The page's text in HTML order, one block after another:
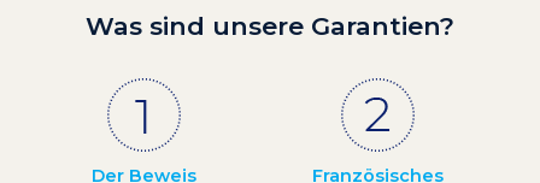
Was sind unsere Garantien?
Der Beweis
Französisches